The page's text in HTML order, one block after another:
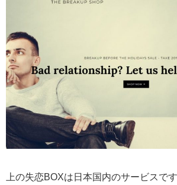
上の失恋BOXは日本国内のサービスで